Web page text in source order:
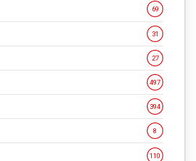
69
31
27
497
394
8
110